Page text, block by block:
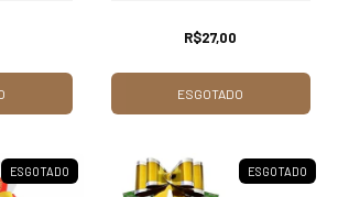
R$27,00
ESGOTADO
ESGOTADO ESGOTADO